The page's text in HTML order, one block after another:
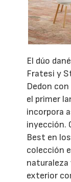
El dúo
Fratesi y
Dedon
el primer
incorpora
inyección.
Best en
colección
naturaleza
exterior